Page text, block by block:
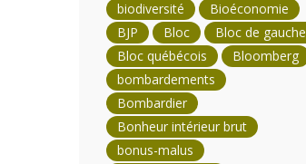
biodiversité
Bioéconomie
BJP
Bloc
Bloc de gauche
Bloc québécois
Bloomberg
bombardements
Bombardier
Bonheur intérieur brut
bonus-malus